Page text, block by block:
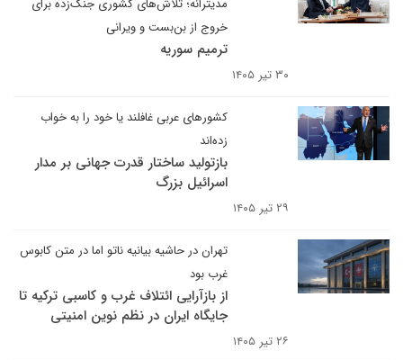
مدیترانه؛ تلاش‌های کشوری جنگ‌زده برای
خروج از بن‌بست و ویرانی‌
ترمیم سوریه
۳۰ تیر ۱۴۰۵
کشورهای عربی غافلند یا خود را به خواب
زده‌اند
بازتولید ساختار قدرت جهانی بر مدار
اسرائیل بزرگ
۲۹ تیر ۱۴۰۵
تهران در حاشیه بیانیه ناتو اما در متن کابوس
غرب بود
از بازآرایی ائتلاف غرب و کاسبی ترکیه تا
جایگاه ایران در نظم نوین امنیتی
۲۶ تیر ۱۴۰۵